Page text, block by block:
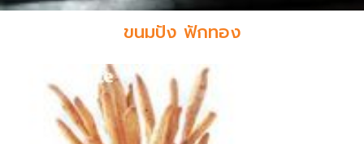
ขนมปัง ฟักทอง